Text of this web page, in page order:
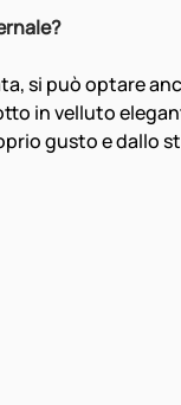
si può optare
in velluto
gusto e dallo